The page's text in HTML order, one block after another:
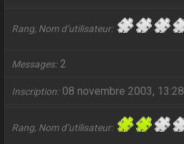
Rang, Nom d’utilisateur
Messages 2
Inscription 08 novembre 2003, 13:28
Rang, Nom d’utilisateur